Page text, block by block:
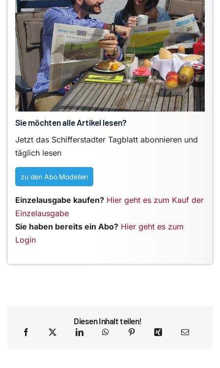
Sie möchten alle Artikel lesen?
Jetzt das Schifferstadter Tagblatt abonnieren und
täglich lesen
zu den Abo Modellen
Einzelausgabe kaufen? Hier geht es zum Kauf der
Einzelausgabe
Sie haben bereits ein Abo? Hier geht es zum
Login
Diesen Inhalt teilen!